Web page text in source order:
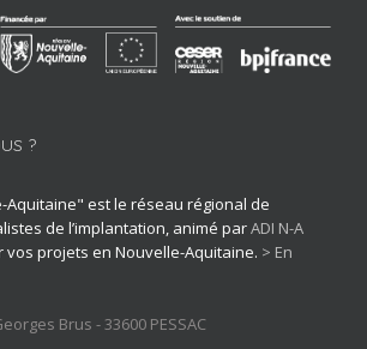
?
Aquitaine" est le réseau régional de
de l’implantation, animé parADI N-A
vos projets en Nouvelle-Aquitaine. > En
Brus - 33600 PESSAC